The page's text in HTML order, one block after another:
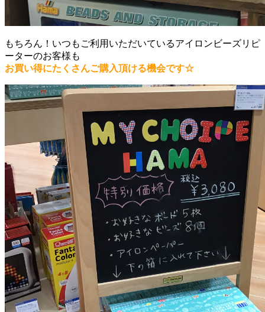
もちろん！いつもご利用いただいているアイロンビーズリピ
ーターのお客様も
お買い得にたくさんご購入頂ける機会です☆